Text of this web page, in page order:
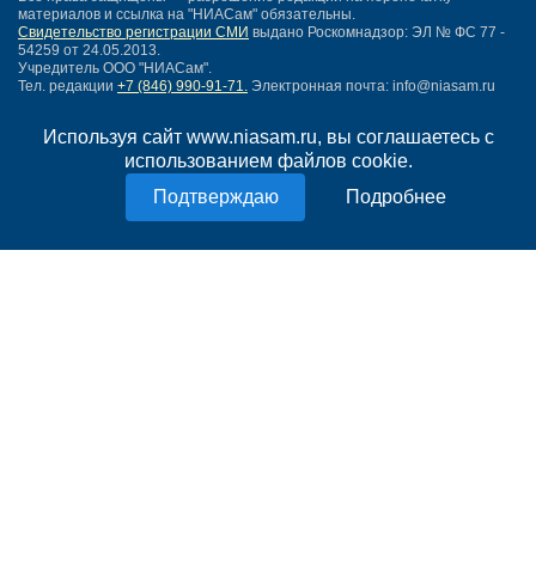
Используя сайт www.niasam.ru, вы соглашаетесь с
использованием файлов cookie.
Подробнее
материалов и ссылка на "НИАСам" обязательны.
Свидетельство регистрации СМИ выдано Роскомнадзор: ЭЛ № ФС 77 -
54259 от 24.05.2013.
Учредитель ООО "НИАСам".
Тел. редакции +7 (846) 990-91-71. Электронная почта: info@niasam.ru
Карта сайта
Нашли ошибку?
Политика конфиденциальности
Согласие на обработку персональных данных